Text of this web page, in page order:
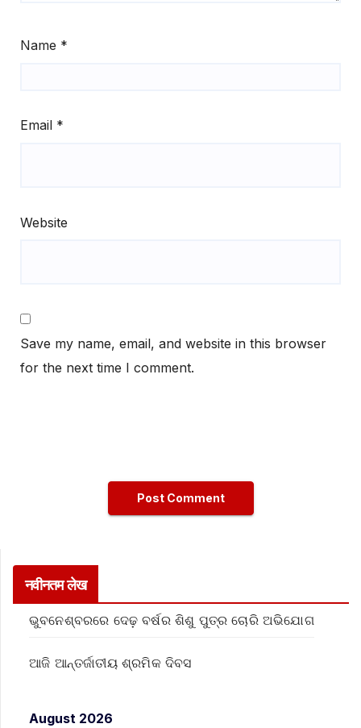
Name *
Email *
Website
Save my name, email, and website in this browser
for the next time I comment.
नवीनतम लेख
ଭୁବନେଶ୍ବରରେ ଦେଢ଼ ବର୍ଷର ଶିଶୁ ପୁତ୍ର ଚୋରି ଅଭିଯୋଗ
ଆଜି ଆନ୍ତର୍ଜାତୀୟ ଶ୍ରମିକ ଦିବସ
August 2026